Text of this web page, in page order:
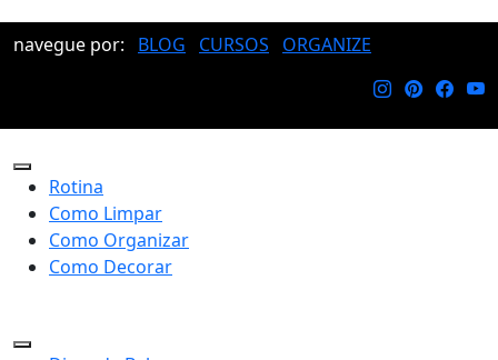
navegue por: BLOG CURSOS ORGANIZE
Rotina
Como Limpar
Como Organizar
Como Decorar